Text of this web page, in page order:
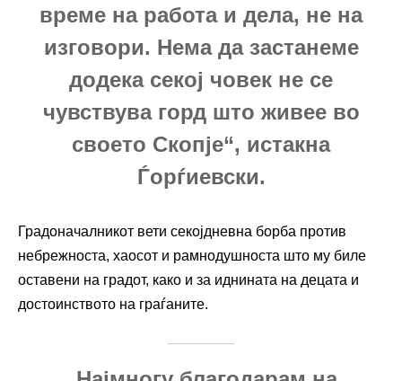
време на работа и дела, не на
изговори. Нема да застанеме
додека секој човек не се
чувствува горд што живее во
своето Скопје“, истакна
Ѓорѓиевски.
Градоначалникот вети секојдневна борба против
небрежноста, хаосот и рамнодушноста што му биле
оставени на градот, како и за иднината на децата и
достоинството на граѓаните.